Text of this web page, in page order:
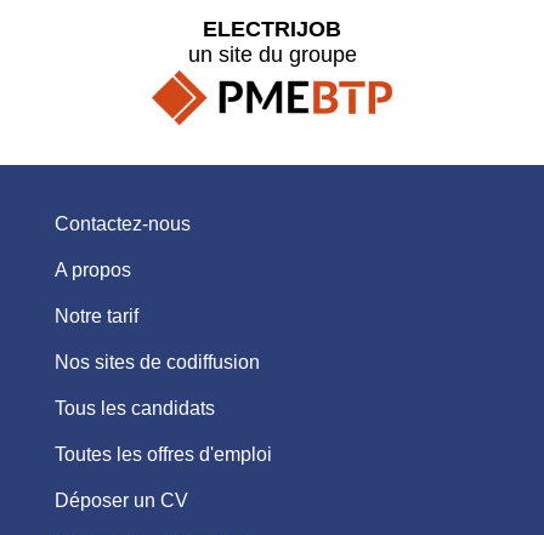
ELECTRIJOB
un site du groupe
Contactez-nous
A propos
Notre tarif
Nos sites de codiffusion
Tous les candidats
Toutes les offres d'emploi
Déposer un CV